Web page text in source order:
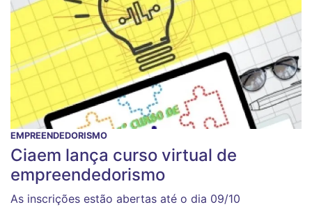
EMPREENDEDORISMO
Ciaem lança curso virtual de
empreendedorismo
As inscrições estão abertas até o dia 09/10